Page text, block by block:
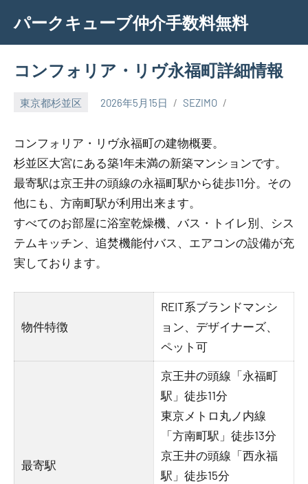
content
パークキューブ仲介手数料無料
コンフォリア・リヴ永福町詳細情報
東京都杉並区 2026年5月15日 SEZIMO
コンフォリア・リヴ永福町の建物概要。
杉並区大宮にある築1年未満の新築マンションです。
最寄駅は京王井の頭線の永福町駅から徒歩11分。その
他にも、方南町駅が利用出来ます。
すべてのお部屋に浴室乾燥機、バス・トイレ別、シス
テムキッチン、追焚機能付バス、エアコンの設備が充
実しております。
物件特徴
REIT系ブランドマンシ
ョン、デザイナーズ、
ペット可
最寄駅
京王井の頭線「永福町
駅」徒歩11分
東京メトロ丸ノ内線
「方南町駅」徒歩13分
京王井の頭線「西永福
駅」徒歩15分